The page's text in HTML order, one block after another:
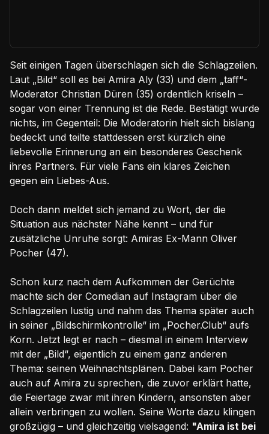
Seit einigen Tagen überschlagen sich die Schlagzeilen.
Laut „Bild“ soll es bei Amira Aly (33) und dem „taff“-
Moderator Christian Düren (35) ordentlich kriseln –
sogar von einer Trennung ist die Rede. Bestätigt wurde
nichts, im Gegenteil: Die Moderatorin hielt sich bislang
bedeckt und teilte stattdessen erst kürzlich eine
liebevolle Erinnerung an ein besonderes Geschenk
ihres Partners. Für viele Fans ein klares Zeichen
gegen ein Liebes-Aus.
Doch dann meldet sich jemand zu Wort, der die
Situation aus nächster Nähe kennt – und für
zusätzliche Unruhe sorgt: Amiras Ex-Mann Oliver
Pocher (47).
Schon kurz nach dem Aufkommen der Gerüchte
machte sich der Comedian auf Instagram über die
Schlagzeilen lustig und nahm das Thema später auch
in seiner „Bildschirmkontrolle“ im „Pocher.Club“ aufs
Korn. Jetzt legt er nach – diesmal in einem Interview
mit der „Bild“, eigentlich zu einem ganz anderen
Thema: seinen Weihnachtsplänen. Dabei kam Pocher
auch auf Amira zu sprechen, die zuvor erklärt hatte,
die Feiertage zwar mit ihren Kindern, ansonsten aber
allein verbringen zu wollen. Seine Worte dazu klingen
großzügig – und gleichzeitig vielsagend: "Amira ist bei